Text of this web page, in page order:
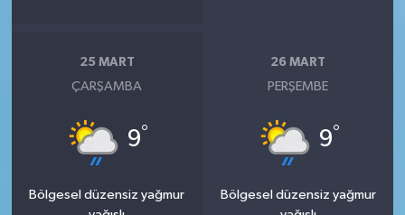
25 MART
ÇARŞAMBA
9°
Bölgesel düzensiz yağmur
26 MART
PERŞEMBE
9°
Bölgesel düzensiz yağmur